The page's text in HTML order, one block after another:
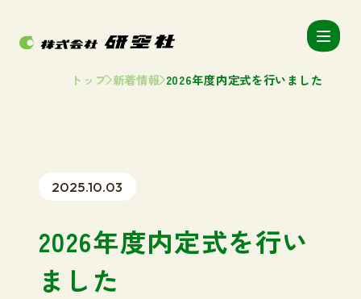
トップ 新着情報 2026年度内定式を行いました
2025.10.03
2026年度内定式を行い
ました